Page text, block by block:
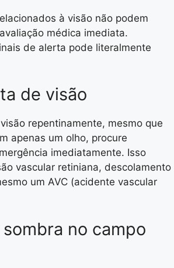
à visão não podem
médica imediata.
de alerta pode literalmente
de visão
repentinamente, mesmo que
apenas um olho, procure
imediatamente. Isso
vascular retiniana, descolamento
um AVC (acidente vascular
no campo